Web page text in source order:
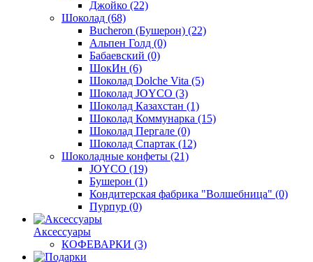
Джойко (22)
Шоколад (68)
Bucheron (Бушерон) (22)
Альпен Голд (0)
Бабаевский (0)
ШокИн (6)
Шоколад Dolche Vita (5)
Шоколад JOYCO (3)
Шоколад Казахстан (1)
Шоколад Коммунарка (15)
Шоколад Пергале (0)
Шоколад Спартак (12)
Шоколадные конфеты (21)
JOYCO (19)
Бушерон (1)
Кондитерская фабрика "Волшебница" (0)
Пурпур (0)
Аксессуары
КОФЕВАРКИ (3)